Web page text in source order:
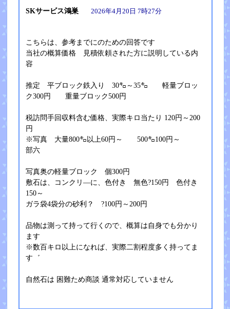
SKサービス鴻巣
2026年4月20日 7時27分
こちらは、参考までにのための回答です
当社の概算価格 見積依頼された方に説明している内
容
推定 平ブロック鉄入り 30㌔～35㌔ 軽量ブロッ
ク300円 重量ブロック500円
税訪問手回収料含む価格、実際キロ当たり 120円～200
円
※写真 大量800㌔以上60円～ 500㌔100円～
部六
写真奥の軽量ブロック 個300円
敷石は、コンクリ―に、色付き 無色?150円 色付き
150～
ガラ袋4袋分の砂利？ ?100円～200円
品物は測って持って行くので、概算は自身でも分かり
ます
※数百キロ以上になれば、実際二割程度多く持ってま
す゛
自然石は 困難ため商談 通常対応していません